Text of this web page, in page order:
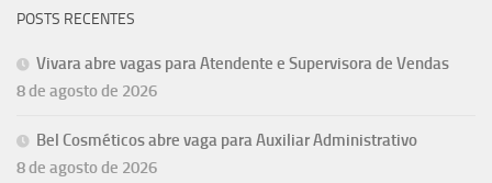
POSTS RECENTES
Vivara abre vagas para Atendente e Supervisora de Vendas
8 de agosto de 2026
Bel Cosméticos abre vaga para Auxiliar Administrativo
8 de agosto de 2026